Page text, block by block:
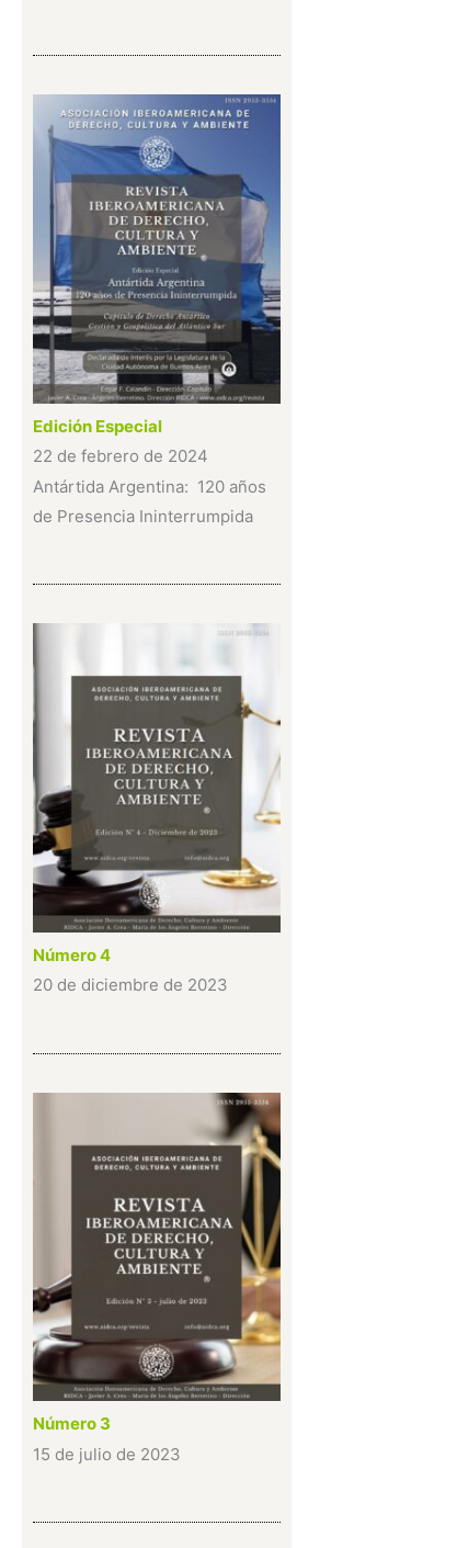
Edición Especial
22 de febrero de 2024
Antártida Argentina: 120 años
de Presencia Ininterrumpida
Número 4
20 de diciembre de 2023
Número 3
15 de julio de 2023